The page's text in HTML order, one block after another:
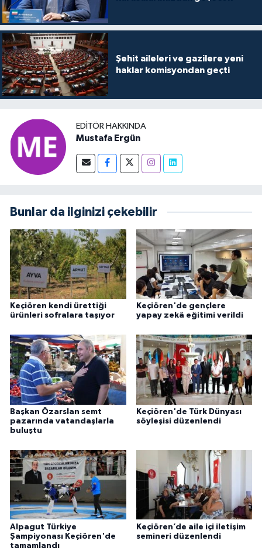
Şehit aileleri ve gazilere yeni
haklar komisyondan geçti
EDITÖR HAKKINDA
Mustafa Ergün
Bunlar da ilginizi çekebilir
Keçiören kendi ürettiği
ürünleri sofralara taşıyor
Keçiören'de gençlere
yapay zekâ eğitimi verildi
Başkan Özarslan semt
pazarında vatandaşlarla
buluştu
Keçiören'de Türk Dünyası
söyleşisi düzenlendi
Alpagut Türkiye
Şampiyonası Keçiören'de
tamamlandı
Keçiören’de aile içi iletişim
semineri düzenlendi